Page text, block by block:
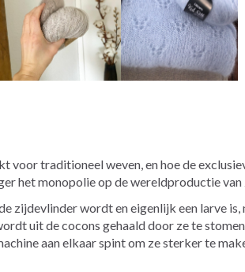
traditioneel weven, en hoe de
het monopolie op de wereldproductie van
zijdevlinder wordt en eigenlijk een larve
uit de cocons gehaald door ze te
aan elkaar spint om ze sterker te